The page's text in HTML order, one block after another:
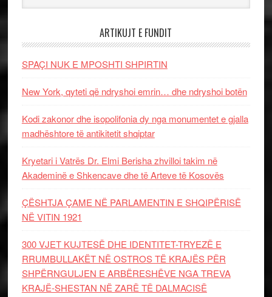
ARTIKUJT E FUNDIT
SPAÇI NUK E MPOSHTI SHPIRTIN
New York, qyteti që ndryshoi emrin… dhe ndryshoi botën
Kodi zakonor dhe isopolifonia dy nga monumentet e gjalla
madhështore të antikitetit shqiptar
Kryetari i Vatrës Dr. Elmi Berisha zhvilloi takim në
Akademinë e Shkencave dhe të Arteve të Kosovës
ÇËSHTJA ÇAME NË PARLAMENTIN E SHQIPËRISË
NË VITIN 1921
300 VJET KUJTESË DHE IDENTITET-TRYEZË E
RRUMBULLAKËT NË OSTROS TË KRAJËS PËR
SHPËRNGULJEN E ARBËRESHËVE NGA TREVA
KRAJË-SHESTAN NË ZARË TË DALMACISË